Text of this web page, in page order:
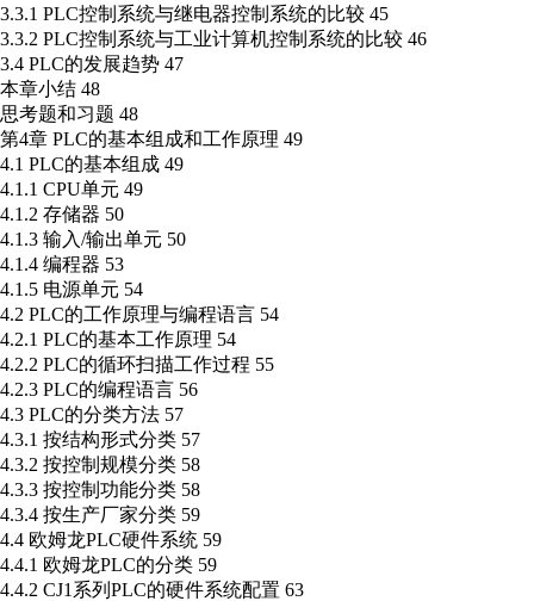
3.3.1 PLC控制系统与继电器控制系统的比较 45
3.3.2 PLC控制系统与工业计算机控制系统的比较 46
3.4 PLC的发展趋势 47
本章小结 48
思考题和习题 48
第4章 PLC的基本组成和工作原理 49
4.1 PLC的基本组成 49
4.1.1 CPU单元 49
4.1.2 存储器 50
4.1.3 输入/输出单元 50
4.1.4 编程器 53
4.1.5 电源单元 54
4.2 PLC的工作原理与编程语言 54
4.2.1 PLC的基本工作原理 54
4.2.2 PLC的循环扫描工作过程 55
4.2.3 PLC的编程语言 56
4.3 PLC的分类方法 57
4.3.1 按结构形式分类 57
4.3.2 按控制规模分类 58
4.3.3 按控制功能分类 58
4.3.4 按生产厂家分类 59
4.4 欧姆龙PLC硬件系统 59
4.4.1 欧姆龙PLC的分类 59
4.4.2 CJ1系列PLC的硬件系统配置 63